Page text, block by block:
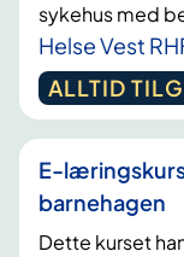
sykehus med
Helse Vest
ALLTID
E-
barnehagen
Dette kurset